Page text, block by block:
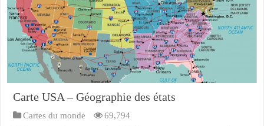
Carte USA – Géographie des états
Cartes du monde 69,794